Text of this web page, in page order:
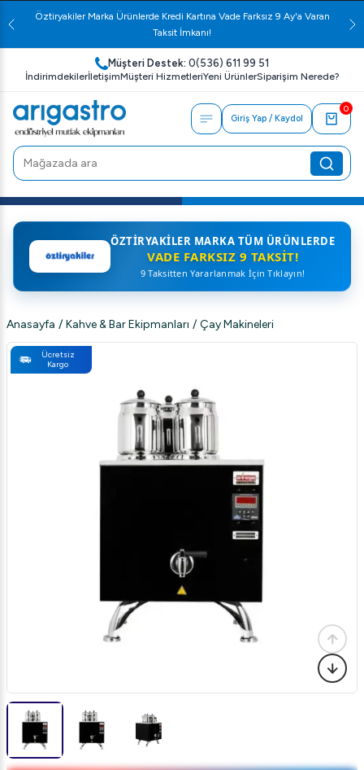
Öztiryakiler Marka Ürünlerde Kredi Kartına Vade Farksız 9 Ay'a Varan
Taksit İmkanı!
Müşteri Destek: 0(536) 611 99 51
İndirimdekilerİletişimMüşteri HizmetleriYeni ÜrünlerSiparişim Nerede?
Giriş Yap / Kaydol
0
ÖZTIRYAKILER MARKA TÜM ÜRÜNLERDE
VADE FARKSIZ 9 TAKSIT!
9 Taksitten Yararlanmak İçin Tıklayın!
Anasayfa / Kahve & Bar Ekipmanları / Çay Makineleri
Ücretsiz
Kargo